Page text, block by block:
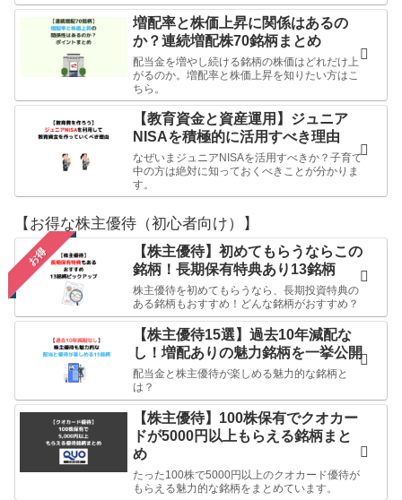
増配率と株価上昇に関係はあるの
か？連続増配株70銘柄まとめ
配当金を増やし続ける銘柄の株価はどれだけ上
がるのか。増配率と株価上昇を知りたい方はこ
ちら。
【教育資金と資産運用】ジュニア
NISAを積極的に活用すべき理由
なぜいまジュニアNISAを活用すべきか？子育て
中の方は絶対に知っておくべきことが分かりま
す。
【お得な株主優待（初心者向け）】
お得
【株主優待】初めてもらうならこの
銘柄！長期保有特典あり13銘柄
株主優待を初めてもらうなら、長期投資特典の
ある銘柄もおすすめ！どんな銘柄がおすすめ？
【株主優待15選】過去10年減配な
し！増配ありの魅力銘柄を一挙公開
配当金と株主優待が楽しめる魅力的な銘柄と
は？
【株主優待】100株保有でクオカー
ドが5000円以上もらえる銘柄まと
め
たった100株で5000円以上のクオカード優待が
もらえる魅力的な銘柄をまとめています。